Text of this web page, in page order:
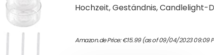
Hochzeit, Geständnis, Candlelight-
Amazon.de Price:€15.99(as of 09/04/2023 09:09